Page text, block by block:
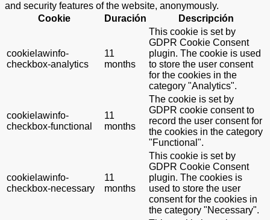
and security features of the website, anonymously.
Cookie
Duración Descripción
cookielawinfo-
checkbox-analytics
11
months
This cookie is set by
GDPR Cookie Consent
plugin. The cookie is used
to store the user consent
for the cookies in the
category "Analytics".
cookielawinfo-
checkbox-functional
11
months
The cookie is set by
GDPR cookie consent to
record the user consent for
the cookies in the category
"Functional".
cookielawinfo-
checkbox-necessary
11
months
This cookie is set by
GDPR Cookie Consent
plugin. The cookies is
used to store the user
consent for the cookies in
the category "Necessary".